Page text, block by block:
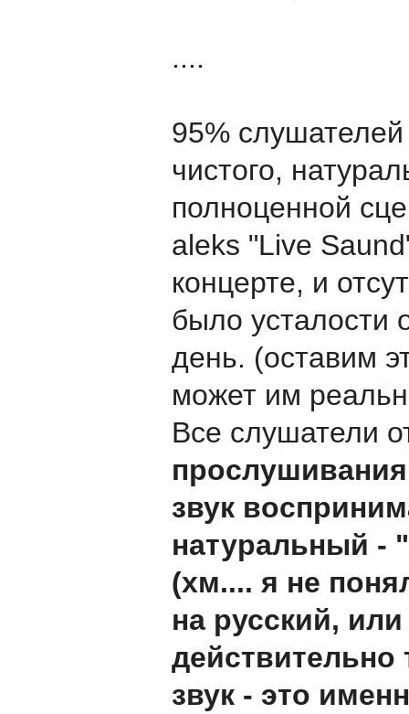
....
95%
чистого,
полноценной
aleks "Live
концерте, и
было усталости
день. (оставим
может им
Все слушатели
звук
натуральный -
(хм.... я не
на русский,
звук - это